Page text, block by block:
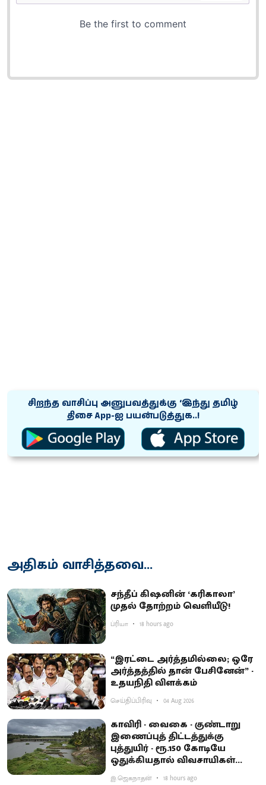
சிறந்த வாசிப்பு அனுபவத்துக்கு ‘இந்து தமிழ்
திசை App-ஐ பயன்படுத்துக..!
அதிகம் வாசித்தவை...
சந்தீப் கிஷனின் ‘கரிகாலா’
முதல் தோற்றம் வெளியீடு!
ப்ரியா 18 hours ago
“இரட்டை அர்த்தமில்லை; ஒரே
அர்த்தத்தில் தான் பேசினேன்” -
உதயநிதி விளக்கம்
செய்திப்பிரிவு 04 Aug 2026
காவிரி - வைகை - குண்டாறு
இணைப்புத் திட்டத்துக்கு
புத்துயிர் - ரூ.150 கோடியே
ஒதுக்கியதால் விவசாயிகள்
ஏமாற்றம்
இ.ஜெகநாதன் 18 hours ago